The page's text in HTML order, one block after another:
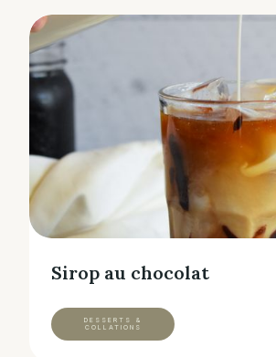
Sirop au chocolat
DESSERTS &
COLLATIONS